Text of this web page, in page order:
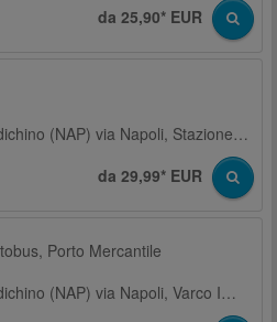
da 25,90* EUR
Aeroporto di Napoli-Capodichino (NAP) via Napoli, Stazione centrale, Parcheggio Metropark, Corso Arnaldo Lucci
da 29,99* EUR
Porto Mercantile
Aeroporto di Napoli-Capodichino (NAP) via Napoli, Varco Immacolatella